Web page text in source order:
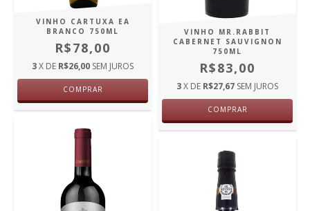
VINHO CARTUXA EA
BRANCO 750ML
R$78,00
3X DE R$26,00 SEM JUROS
COMPRAR
VINHO MR.RABBIT
CABERNET SAUVIGNON
750ML
R$83,00
3X DE R$27,67 SEM JUROS
COMPRAR